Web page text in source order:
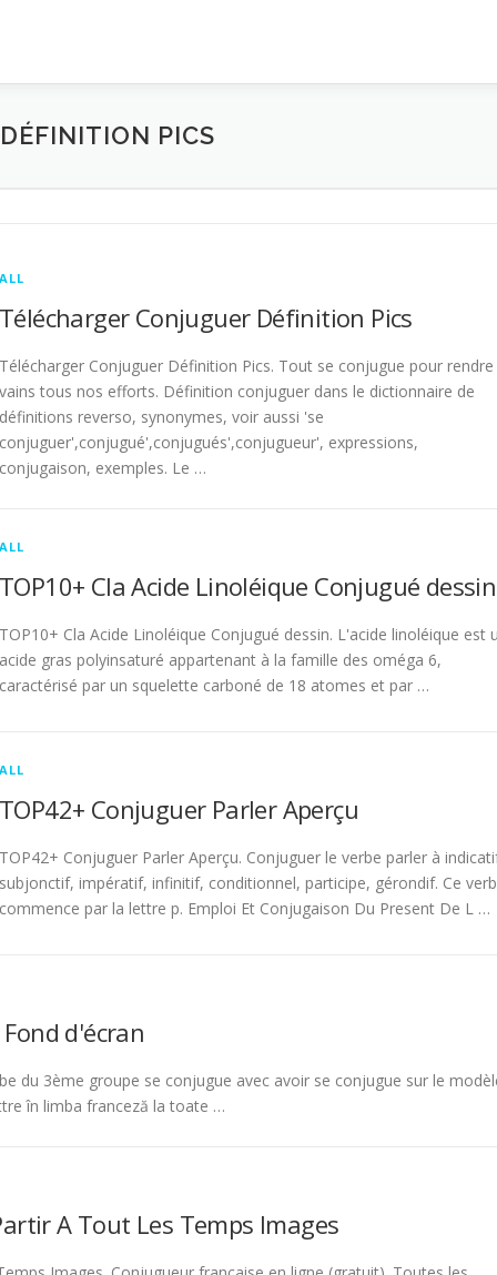
PICS
ALL
Télécharger Conjuguer Définition Pics
Télécharger Conjuguer Définition Pics. Tout se conjugue pour rendre
vains tous nos efforts. Définition conjuguer dans le dictionnaire de
définitions reverso, synonymes, voir aussi 'se
conjuguer',conjugué',conjugués',conjugueur', expressions,
conjugaison, exemples. Le …
ALL
TOP10+ Cla Acide Linoléique Conjugué dessin
TOP10+ Cla Acide Linoléique Conjugué dessin. L'acide linoléique est
acide gras polyinsaturé appartenant à la famille des oméga 6,
caractérisé par un squelette carboné de 18 atomes et par …
ALL
TOP42+ Conjuguer Parler Aperçu
TOP42+ Conjuguer Parler Aperçu. Conjuguer le verbe parler à
subjonctif, impératif, infinitif, conditionnel, participe, gérondif. Ce
commence par la lettre p. Emploi Et Conjugaison Du Present De L …
d'écran
du 3ème groupe se conjugue avec avoir se conjugue sur le
în limba franceză la toate …
A Tout Les Temps Images